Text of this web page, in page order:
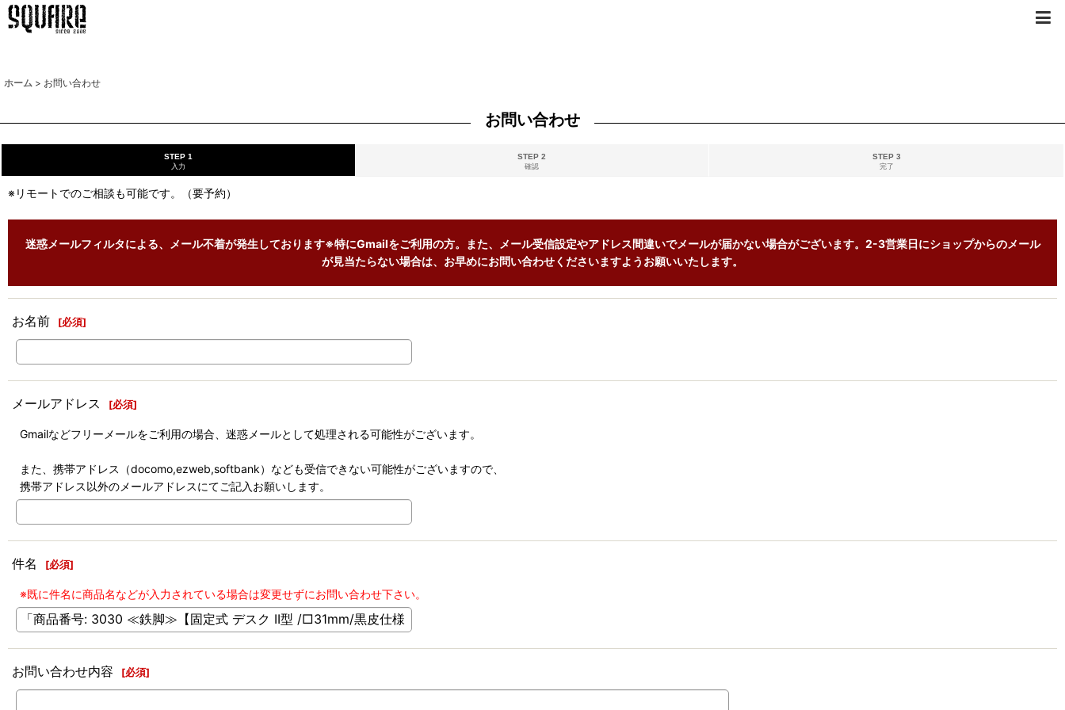
ホーム > お問い合わせ
お問い合わせ
STEP 1
入力
STEP 2
確認
STEP 3
完了
※リモートでのご相談も可能です。（要予約）
迷惑メールフィルタによる、メール不着が発生しております※特にGmailをご利用の方。また、メール受信設定やアドレス間違いでメールが届かない場合がございます。2-3営業日にショップからのメール
が見当たらない場合は、お早めにお問い合わせくださいますようお願いいたします。
お名前 [必須]
メールアドレス [必須]
Gmailなどフリーメールをご利用の場合、迷惑メールとして処理される可能性がございます。
また、携帯アドレス（docomo,ezweb,softbank）なども受信できない可能性がございますので、
携帯アドレス以外のメールアドレスにてご記入お願いします。
件名 [必須]
※既に件名に商品名などが入力されている場合は変更せずにお問い合わせ下さい。
お問い合わせ内容 [必須]